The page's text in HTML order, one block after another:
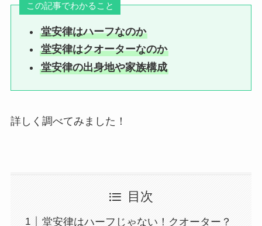
この記事でわかること
堂安律はハーフなのか
堂安律はクオーターなのか
堂安律の出身地や家族構成
詳しく調べてみました！
目次
堂安律はハーフじゃない！クオーター？